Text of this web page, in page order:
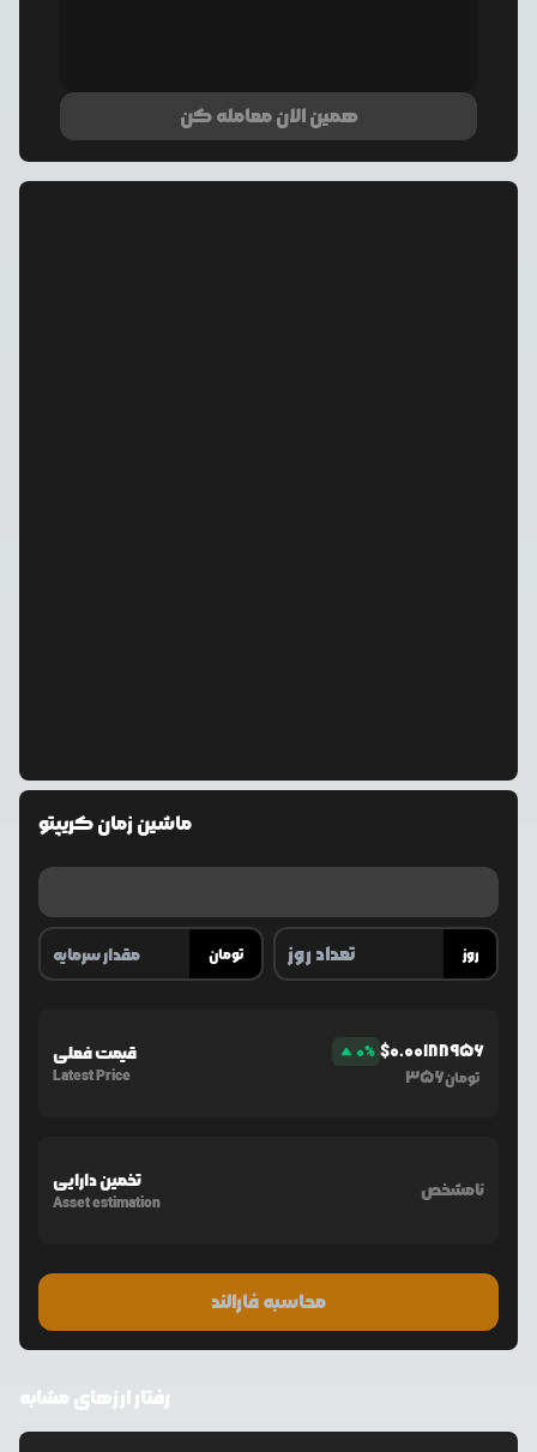
همین الان معامله کن
ماشین زمان کریپتو
تومان روز
قیمت فعلی
Latest Price
0% $0.00188956
356تومان
تخمین دارایی
Asset estimation
نامشخص
محاسبه فارالند
رفتار ارزهای مشابه